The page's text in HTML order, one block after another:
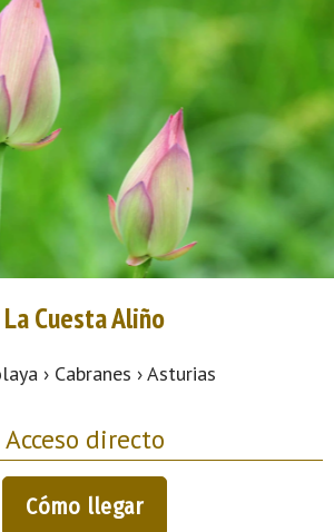
La Cuesta Aliño
› Cabranes › Asturias
Acceso directo
Cómo llegar